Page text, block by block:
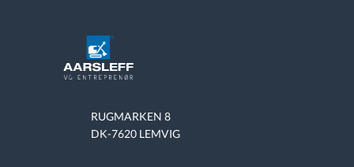
RUGMARKEN 8
DK-7620 LEMVIG